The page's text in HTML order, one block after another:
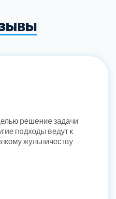
решение задачи
подходы ведут к
жульничеству